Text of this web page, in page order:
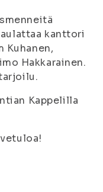
kanttori
Kuhanen,
Hakkarainen.
Kappelilla